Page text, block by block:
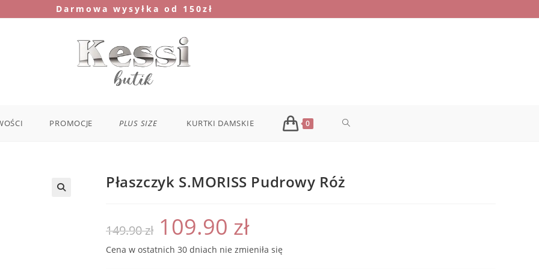
Darmowa wysyłka od 150zł
PROMOCJE PLUS SIZE KURTKI DAMSKIE 0 TOGGLE
Płaszczyk S.MORISS Pudrowy Róż
149.90zł
Pierwotna
cena
wynosiła:
149.90 zł.
109.90 złcena
109.90 zł.
Cena w ostatnich 30 dniach nie zmieniła się